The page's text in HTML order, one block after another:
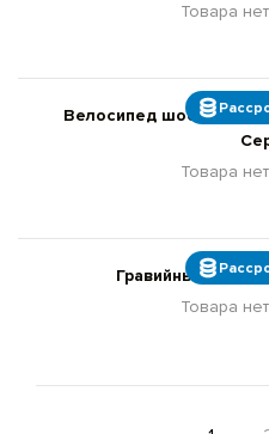
Товара
Велосипед шоссейный
Товара
Гравийный
Товара